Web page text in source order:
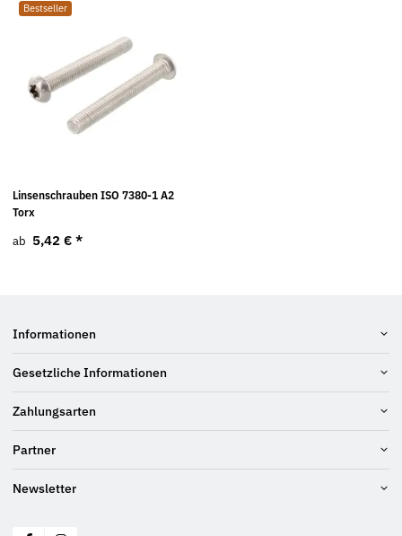
Bestseller
Linsenschrauben ISO 7380-1 A2
Torx
ab 5,42 € *
Informationen
Gesetzliche Informationen
Zahlungsarten
Partner
Newsletter